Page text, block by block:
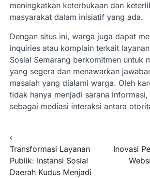
meningkatkan keterbukaan dan
masyarakat dalam inisiatif yang ada.
Dengan situs ini, warga juga dapat
inquiries atau komplain terkait
Sosial Semarang berkomitmen untuk
yang segera dan menawarkan
masalah yang dialami warga. Oleh
tidak hanya menjadi sarana
sebagai mediasi interaksi antara
Post
navigation
⟵
Transformasi Layanan
Publik: Instansi Sosial
Daerah Kudus Menjadi
Inovasi